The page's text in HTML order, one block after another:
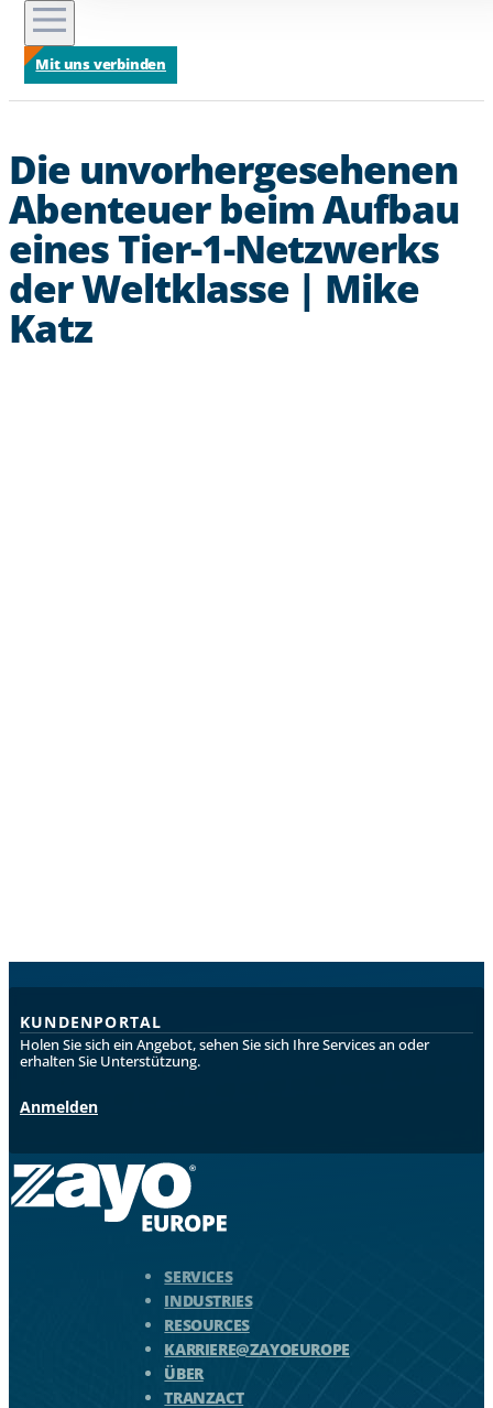
About Zayo Europe
Mit uns verbinden
Die unvorhergesehenen
Abenteuer beim Aufbau
eines Tier-1-Netzwerks
der Weltklasse | Mike
Katz
KUNDENPORTAL
Holen Sie sich ein Angebot, sehen Sie sich Ihre Services an oder
erhalten Sie Unterstützung.
Anmelden
SERVICES
INDUSTRIES
RESOURCES
KARRIERE@ZAYOEUROPE
ÜBER
TRANZACT